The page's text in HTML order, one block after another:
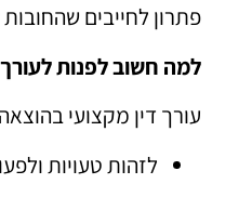
פתרון לחייבים
למה חשוב לפנות
עורך דין מקצועי
לזהות טעויות